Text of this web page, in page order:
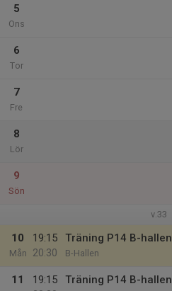
5
Ons
6
Tor
7
Fre
8
Lör
9
Sön
v.33
10
Mån
19:15
20:30
Träning P14 B-hallen
B-Hallen
11
19:15
Träning P14 B-hallen